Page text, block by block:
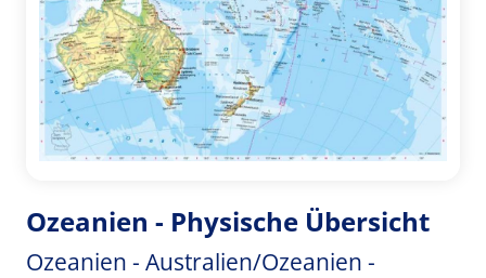
Ozeanien - Physische Übersicht
Ozeanien - Australien/Ozeanien -